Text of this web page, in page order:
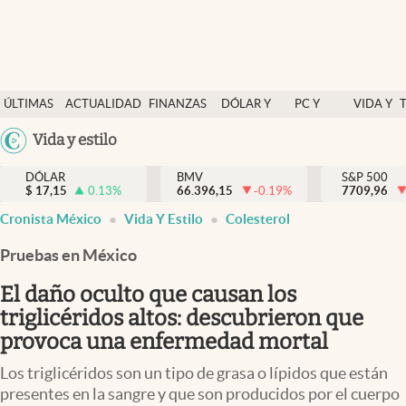
ÚLTIMAS
NOTICIAS
ACTUALIDAD
FINANZAS
DÓLAR Y
PC Y
VIDA Y
México
Vida y estilo
Actualidad
Finanzas y economía
Dólar y mercados
Pc y celular
Vida y estilo
Tv
DÓLAR
$ 17,15 0.13%
BMV
66.396,15
-0.19%
S&P 500
7709,96
Cronista México Vida Y Estilo Colesterol
Pruebas en México
El daño oculto que causan los
triglicéridos altos: descubrieron que
provoca una enfermedad mortal
Los triglicéridos son un tipo de grasa o lípidos que están
presentes en la sangre y que son producidos por el cuerpo